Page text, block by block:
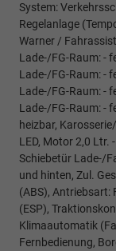
System:
Regelanlage
Warner /
Lade-/FG-Raum: -
Lade-/FG-Raum: -
Lade-/FG-Raum: -
Lade-/FG-Raum: -
heizbar,
LED, Motor 2,0 Ltr.
Schiebetür Lade-/
und hinten, Zul.
(ABS),
(ESP),
Klimaautomatik
Fernbedienung,